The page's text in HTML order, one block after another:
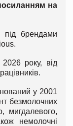
на
під брендами
року, від
у 2001
безмолочних
мигдалевого,
немолочні